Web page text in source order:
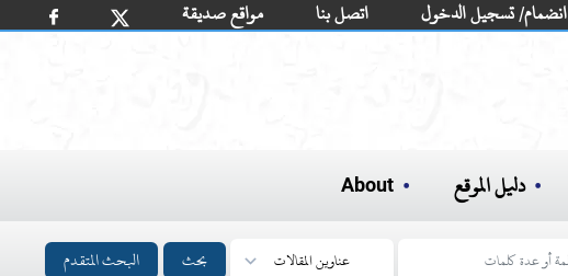
مواقع صديقة اتصل بنا انضمام/ تسجيل الدخول
دليل الموقع About
بحث البحث المتقدم